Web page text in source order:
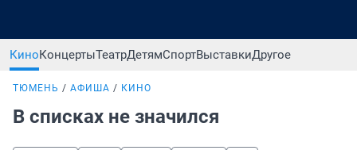
КиноКонцертыТеатрДетямСпортВыставкиДругое
ТЮМЕНЬ АФИША КИНО
В списках не значился